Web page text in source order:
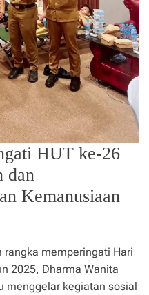
HUT ke-26
dan
Kemanusiaan
rangka memperingati Hari
2025, Dharma Wanita
menggelar kegiatan sosial